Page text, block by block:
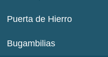
Puerta de Hierro
Bugambilias